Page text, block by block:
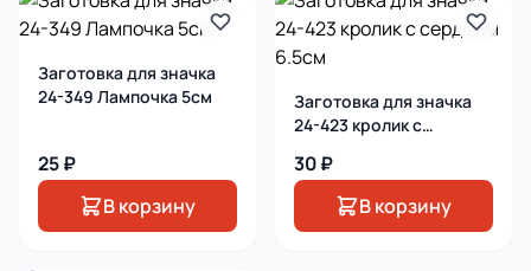
Заготовка для значка
24-349 Лампочка 5см
25 ₽
В корзину
Заготовка для значка
24-423 кролик с
30 ₽
В корзину